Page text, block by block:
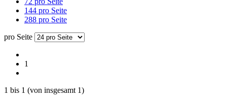
144 pro Seite
288 pro Seite
pro Seite
1
1 bis 1 (von insgesamt 1)